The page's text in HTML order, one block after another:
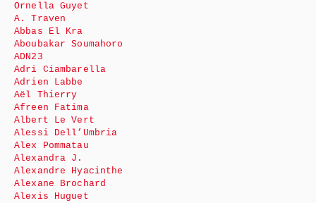
Ornella Guyet
A. Traven
Abbas El Kra
Aboubakar Soumahoro
ADN23
Adri Ciambarella
Adrien Labbe
Aël Thierry
Afreen Fatima
Albert Le Vert
Alessi Dell’Umbria
Alex Pommatau
Alexandra J.
Alexandre Hyacinthe
Alexane Brochard
Alexis Huguet